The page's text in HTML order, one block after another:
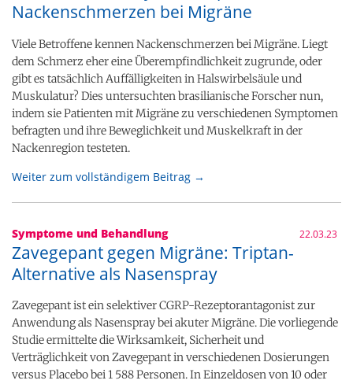
Nackenschmerzen bei Migräne
Viele Betroffene kennen Nackenschmerzen bei Migräne. Liegt
dem Schmerz eher eine Überempfindlichkeit zugrunde, oder
gibt es tatsächlich Auffälligkeiten in Halswirbelsäule und
Muskulatur? Dies untersuchten brasilianische Forscher nun,
indem sie Patienten mit Migräne zu verschiedenen Symptomen
befragten und ihre Beweglichkeit und Muskelkraft in der
Nackenregion testeten.
Weiter zum vollständigem Beitrag →
Symptome und Behandlung 22.03.23
Zavegepant gegen Migräne: Triptan-
Alternative als Nasenspray
Zavegepant ist ein selektiver CGRP-Rezeptorantagonist zur
Anwendung als Nasenspray bei akuter Migräne. Die vorliegende
Studie ermittelte die Wirksamkeit, Sicherheit und
Verträglichkeit von Zavegepant in verschiedenen Dosierungen
versus Placebo bei 1 588 Personen. In Einzeldosen von 10 oder